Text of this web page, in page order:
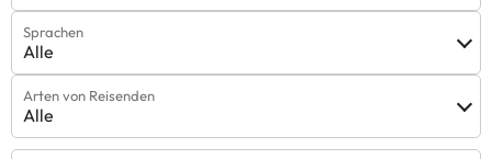
Sprachen
Alle
Arten von Reisenden
Alle